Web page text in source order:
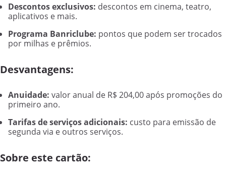
Descontos exclusivos: descontos em cinema, teatro,
aplicativos e mais.
Programa Banriclube: pontos que podem ser trocados
por milhas e prêmios.
Desvantagens:
Anuidade: valor anual de R$ 204,00 após promoções do
primeiro ano.
Tarifas de serviços adicionais: custo para emissão de
segunda via e outros serviços.
Sobre este cartão: